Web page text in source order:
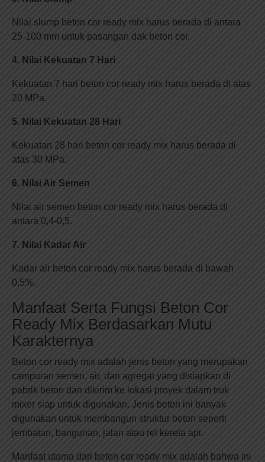
Nilai slump beton cor ready mix harus berada di antara
25-100 mm untuk pasangan dak beton cor.
4. Nilai Kekuatan 7 Hari
Kekuatan 7 hari beton cor ready mix harus berada di atas
20 MPa.
5. Nilai Kekuatan 28 Hari
Kekuatan 28 hari beton cor ready mix harus berada di
atas 30 MPa.
6. Nilai Air Semen
Nilai air semen beton cor ready mix harus berada di
antara 0,4-0,5.
7. Nilai Kadar Air
Kadar air beton cor ready mix harus berada di bawah
0,5%.
Manfaat Serta Fungsi Beton Cor
Ready Mix Berdasarkan Mutu
Karakternya
Beton cor ready mix adalah jenis beton yang merupakan
campuran semen, air, dan agregat yang disiapkan di
pabrik beton dan dikirim ke lokasi proyek dalam truk
mixer siap untuk digunakan. Jenis beton ini banyak
digunakan untuk membangun struktur beton seperti
jembatan, bangunan, jalan atau rel kereta api.
Manfaat utama dari beton cor ready mix adalah bahwa ini